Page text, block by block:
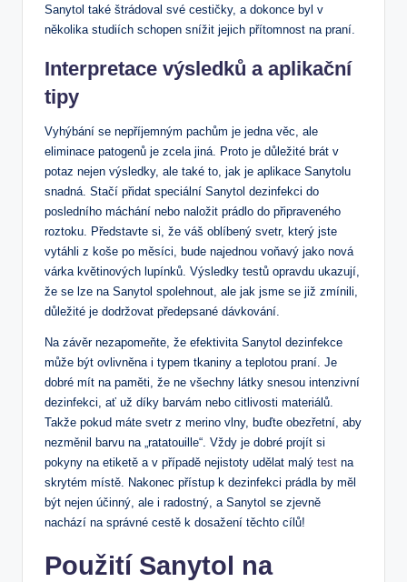
Sanytol také štrádoval své cestičky, a dokonce byl v
několika studiích schopen snížit jejich přítomnost na praní.
Interpretace výsledků a aplikační
tipy
Vyhýbání se nepříjemným pachům je jedna věc, ale
eliminace patogenů je zcela jiná. Proto je důležité brát v
potaz nejen výsledky, ale také to, jak je aplikace Sanytolu
snadná. Stačí přidat speciální Sanytol dezinfekci do
posledního máchání nebo naložit prádlo do připraveného
roztoku. Představte si, že váš oblíbený svetr, který jste
vytáhli z koše po měsíci, bude najednou voňavý jako nová
várka květinových lupínků. Výsledky testů opravdu ukazují,
že se lze na Sanytol spolehnout, ale jak jsme se již zmínili,
důležité je dodržovat předepsané dávkování.
Na závěr nezapomeňte, že efektivita Sanytol dezinfekce
může být ovlivněna i typem tkaniny a teplotou praní. Je
dobré mít na paměti, že ne všechny látky snesou intenzivní
dezinfekci, ať už díky barvám nebo citlivosti materiálů.
Takže pokud máte svetr z merino vlny, buďte obezřetní, aby
nezměnil barvu na „ratatouille“. Vždy je dobré projít si
pokyny na etiketě a v případě nejistoty udělat malý test na
skrytém místě. Nakonec přístup k dezinfekci prádla by měl
být nejen účinný, ale i radostný, a Sanytol se zjevně
nachází na správné cestě k dosažení těchto cílů!
Použití Sanytol na